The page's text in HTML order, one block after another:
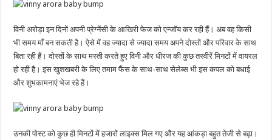
विनी अरोड़ा इन दिनों अपनी प्रेग्नेंसी के आखिरी फेज को एन्जॉय कर रही हैं। अब वह किसी
भी समय माँ बन सकती है। ऐसे में वह ज्यादा से ज्यादा समय अपने दोस्तों और परिवार के साथ
बिता रही हैं। दोस्तों के साथ मस्ती करते हुए विनी और धीरज की कुछ तस्वीरें मिनटों में वायरल
हो रही है। इस खुशखबरी के लिए तमाम फैंस के साथ-साथ सेलेब्स भी इस कपल को बधाई
और शुभकामनाएं भेज रहे हैं।
उनकी पोस्ट को कुछ ही मिनटों में हजारों लाइक्स मिल गए और यह आंकड़ा बहुत तेजी से बढ़ा।